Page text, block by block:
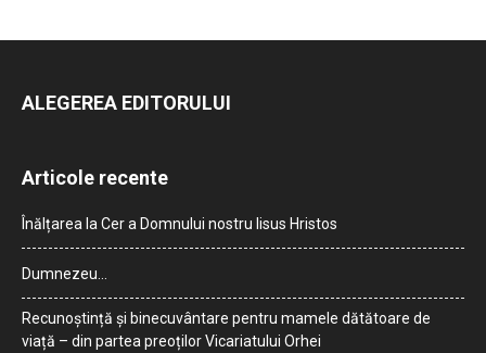
ALEGEREA EDITORULUI
Articole recente
Înălțarea la Cer a Domnului nostru Iisus Hristos
Dumnezeu…
Recunoștință și binecuvântare pentru mamele dătătoare de
viață – din partea preoților Vicariatului Orhei